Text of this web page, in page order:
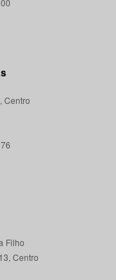
Centro
Filho
Centro